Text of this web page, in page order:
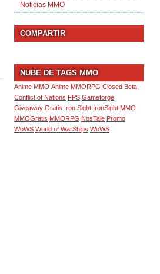
Noticias MMO
COMPARTIR
NUBE DE TAGS MMO
Anime MMO Anime MMORPG Closed Beta
Conflict of Nations FPS Gameforge
Giveaway Gratis Iron Sight IronSight MMO
MMOGratis MMORPG NosTale Promo
WoWS World of WarShips WoWS